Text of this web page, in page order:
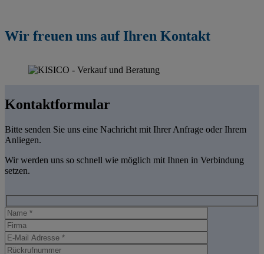
Wir freuen uns auf Ihren Kontakt
Kontaktformular
Bitte senden Sie uns eine Nachricht mit Ihrer Anfrage oder Ihrem
Anliegen.
Wir werden uns so schnell wie möglich mit Ihnen in Verbindung
setzen.